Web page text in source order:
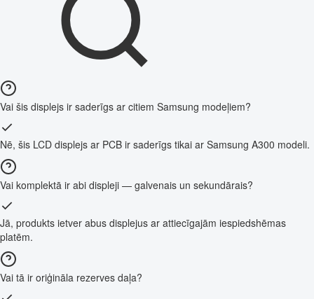
Vai šis displejs ir saderīgs ar citiem Samsung modeļiem?
Nē, šis LCD displejs ar PCB ir saderīgs tikai ar Samsung A300 modeli.
Vai komplektā ir abi displeji — galvenais un sekundārais?
Jā, produkts ietver abus displejus ar attiecīgajām iespiedshēmas
platēm.
Vai tā ir oriģināla rezerves daļa?